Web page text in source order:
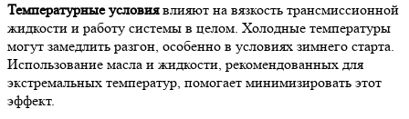
Температурные условиявлияют на вязкость трансмиссионной
жидкости и работу системы в целом. Холодные температуры
могут замедлить разгон, особенно в условиях зимнего старта.
Использование масла и жидкости, рекомендованных для
экстремальных температур, помогает минимизировать этот
эффект.